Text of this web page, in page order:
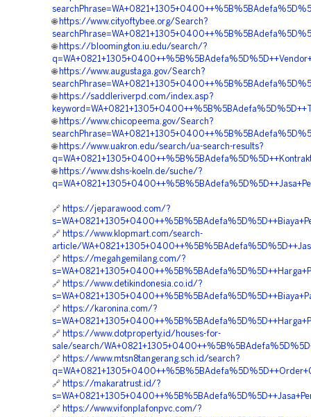
🌐 https://www.cityoftybee.org/Search?
🌐 https://bloomington.iu.edu/search/?
🌐 https://www.augustaga.gov/Search?
🌐 https://saddleriverpd.com/index.asp?
🌐 https://www.chicopeema.gov/Search?
🌐 https://www.uakron.edu/search/ua-search-results?
🌐 https://www.dshs-koeln.de/suche/?
🔗 https://jeparawood.com/?
🔗 https://www.klopmart.com/search-
article/
🔗 https://megahgemilang.com/?
🔗 https://www.detikindonesia.co.id/?
🔗 https://karonina.com/?
🔗 https://www.dotproperty.id/houses-for-
sale/search/
🔗 https://www.mtsn8tangerang.sch.id/search?
🔗 https://makaratrust.id/?
🔗 https://www.vifonplafonpvc.com/?